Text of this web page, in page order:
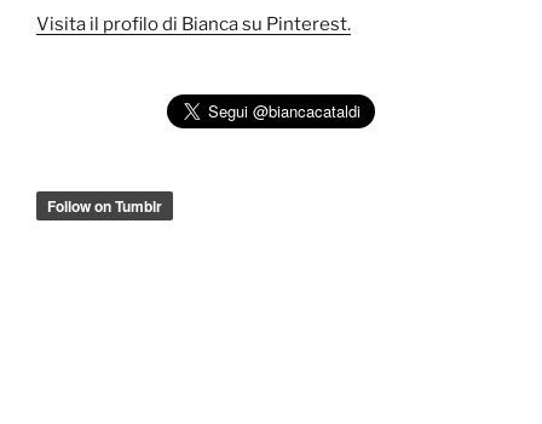
Visita il profilo di Bianca su Pinterest.